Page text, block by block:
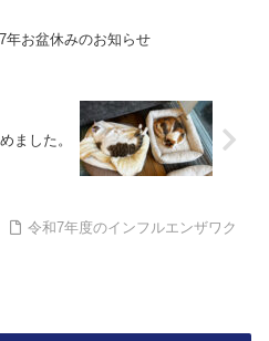
年お盆休みのお知らせ
ました。
令和7年度のインフルエンザワク